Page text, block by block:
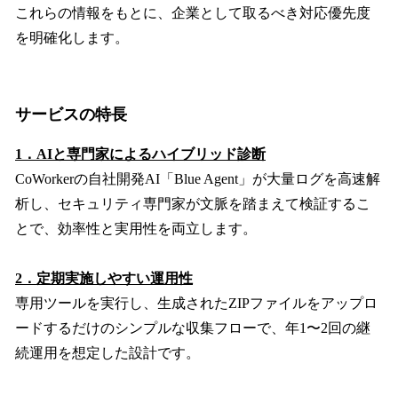
これらの情報をもとに、企業として取るべき対応優先度
を明確化します。
サービスの特長
1．AIと専門家によるハイブリッド診断
CoWorkerの自社開発AI「Blue Agent」が大量ログを高速解
析し、セキュリティ専門家が文脈を踏まえて検証するこ
とで、効率性と実用性を両立します。
2．定期実施しやすい運用性
専用ツールを実行し、生成されたZIPファイルをアップロ
ードするだけのシンプルな収集フローで、年1〜2回の継
続運用を想定した設計です。